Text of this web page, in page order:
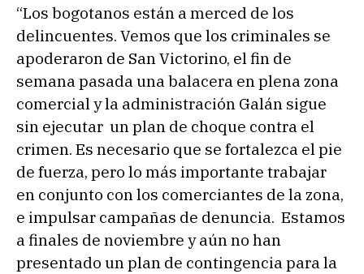
“Los bogotanos están a merced de los
delincuentes. Vemos que los criminales se
apoderaron de San Victorino, el fin de
semana pasada una balacera en plena zona
comercial y la administración Galán sigue
sin ejecutar un plan de choque contra el
crimen. Es necesario que se fortalezca el pie
de fuerza, pero lo más importante trabajar
en conjunto con los comerciantes de la zona,
e impulsar campañas de denuncia. Estamos
a finales de noviembre y aún no han
presentado un plan de contingencia para la